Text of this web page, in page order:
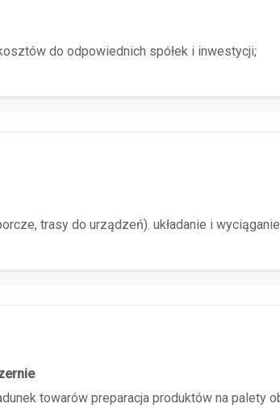
do odpowiednich spółek i inwestycji;
trasy do urządzeń). układanie i
towarów preparacja produktów na palety